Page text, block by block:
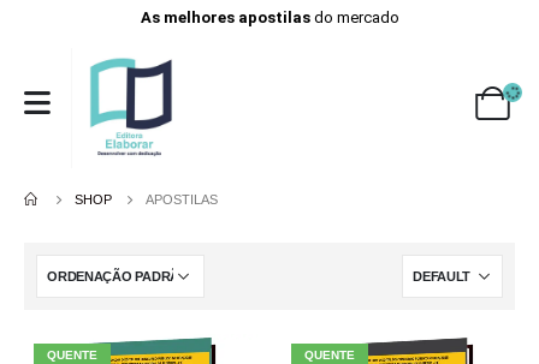
As melhores apostilasdo mercado
SHOP APOSTILAS
QUENTE QUENTE